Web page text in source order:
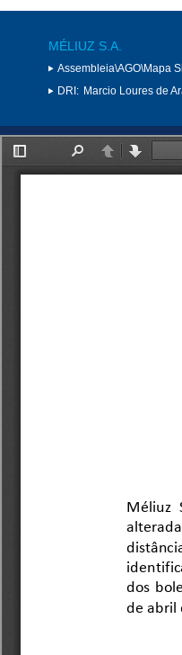
MÉLIUZ S.A.
Assembleia\AGO\Mapa
DRI: Marcio Loures de